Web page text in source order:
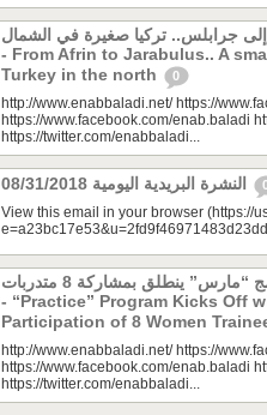
جرابلس.. تركيا صغيرة في الشمال
- From Afrin to Jarabulus.. A
Turkey in the north
0
http://www.enabbaladi.net/ https://
https://www.facebook.com/enab.baladi
https://twitter.com/enabbaladi...
View this email in your browser (https://
برنامج “مارس” ينطلق بمشاركة 8 متدربات
- “Practice” Program Kicks Off
Participation of 8 Women
http://www.enabbaladi.net/ https://
https://www.facebook.com/enab.baladi
https://twitter.com/enabbaladi...